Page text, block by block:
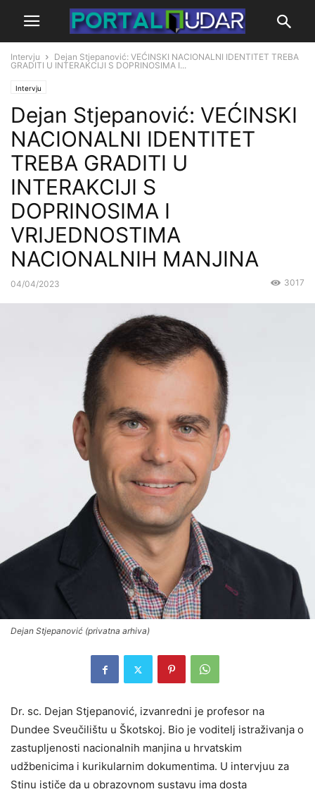
Intervju
Dejan Stjepanović: VEĆINSKI NACIONALNI IDENTITET TREBA
GRADITI U INTERAKCIJI S DOPRINOSIMA I...
Intervju
Dejan Stjepanović: VEĆINSKI
NACIONALNI IDENTITET
TREBA GRADITI U
INTERAKCIJI S
DOPRINOSIMA I
VRIJEDNOSTIMA
NACIONALNIH MANJINA
04/04/2023 3017
Dejan Stjepanović (privatna arhiva)
Dr. sc. Dejan Stjepanović, izvanredni je profesor na
Dundee Sveučilištu u Škotskoj. Bio je voditelj istraživanja o
zastupljenosti nacionalnih manjina u hrvatskim
udžbenicima i kurikularnim dokumentima. U intervjuu za
Stinu ističe da u obrazovnom sustavu ima dosta